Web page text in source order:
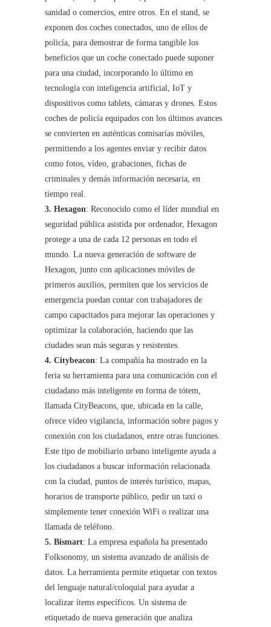
sanidad o comercios, entre otros. En el stand, se
exponen dos coches conectados, uno de ellos de
policía, para demostrar de forma tangible los
beneficios que un coche conectado puede suponer
para una ciudad, incorporando lo último en
tecnología con inteligencia artificial, IoT y
dispositivos como tablets, cámaras y drones. Estos
coches de policía equipados con los últimos avances
se convierten en auténticas comisarías móviles,
permitiendo a los agentes enviar y recibir datos
como fotos, vídeo, grabaciones, fichas de
criminales y demás información necesaria, en
tiempo real.
3. Hexagon: Reconocido como el líder mundial en
seguridad pública asistida por ordenador, Hexagon
protege a una de cada 12 personas en todo el
mundo. La nueva generación de software de
Hexagon, junto con aplicaciones móviles de
primeros auxilios, permiten que los servicios de
emergencia puedan contar con trabajadores de
campo capacitados para mejorar las operaciones y
optimizar la colaboración, haciendo que las
ciudades sean más seguras y resistentes.
4. Citybeacon: La compañía ha mostrado en la
feria su herramienta para una comunicación con el
ciudadano más inteligente en forma de tótem,
llamada CityBeacons, que, ubicada en la calle,
ofrece vídeo vigilancia, información sobre pagos y
conexión con los ciudadanos, entre otras funciones.
Este tipo de mobiliario urbano inteligente ayuda a
los ciudadanos a buscar información relacionada
con la ciudad, puntos de interés turístico, mapas,
horarios de transporte público, pedir un taxi o
simplemente tener conexión WiFi o realizar una
llamada de teléfono.
5. Bismart: La empresa española ha presentado
Folksonomy, un sistema avanzado de análisis de
datos. La herramienta permite etiquetar con textos
del lenguaje natural/coloquial para ayudar a
localizar ítems específicos. Un sistema de
etiquetado de nueva generación que analiza